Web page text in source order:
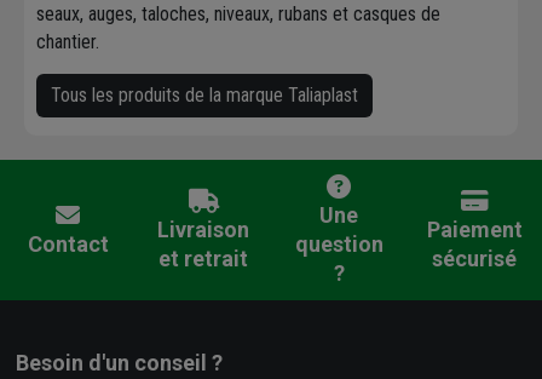
seaux, auges, taloches, niveaux, rubans et casques de
chantier.
Tous les produits de la marque Taliaplast
Contact
Livraison
et retrait
Une
question
?
Paiement
sécurisé
Besoin d'un conseil ?